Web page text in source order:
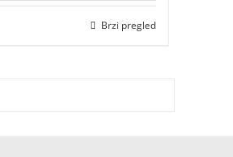
Brzi pregled